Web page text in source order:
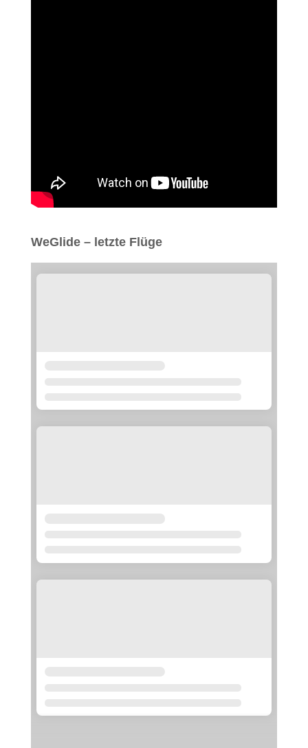
WeGlide – letzte Flüge